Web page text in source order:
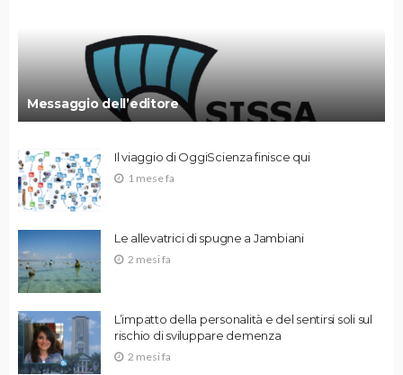
Messaggio dell’editore
Il viaggio di OggiScienza finisce qui
1 mese fa
Le allevatrici di spugne a Jambiani
2 mesi fa
L’impatto della personalità e del sentirsi soli sul
rischio di sviluppare demenza
2 mesi fa